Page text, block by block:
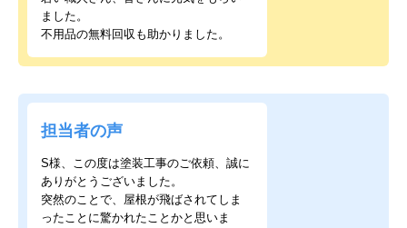
ました。
不用品の無料回収も助かりました。
担当者の声
S様、この度は塗装工事のご依頼、誠に
ありがとうございました。
突然のことで、屋根が飛ばされてしま
ったことに驚かれたことかと思いま